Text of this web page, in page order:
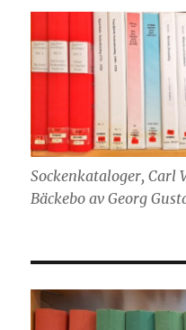
Sockenkataloger, Carl
Bäckebo av Georg